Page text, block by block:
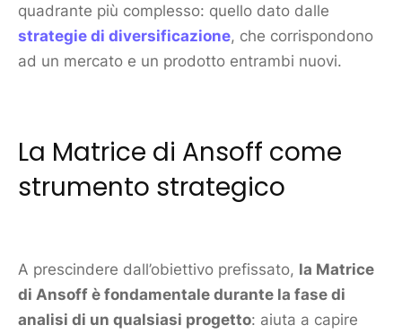
quadrante più complesso: quello dato dalle
strategie di diversificazione, che corrispondono
ad un mercato e un prodotto entrambi nuovi.
La Matrice di Ansoff come
strumento strategico
A prescindere dall’obiettivo prefissato, la Matrice
di Ansoff è fondamentale durante la fase di
analisi di un qualsiasi progetto: aiuta a capire